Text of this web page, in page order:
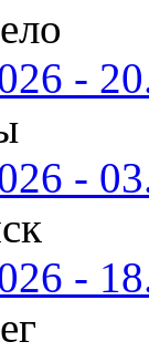
-
-
-